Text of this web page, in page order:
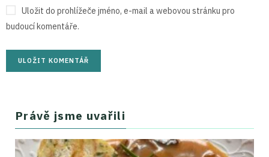
Uložit do prohlížeče jméno, e-mail a webovou stránku pro
budoucí komentáře.
Právě jsme uvařili